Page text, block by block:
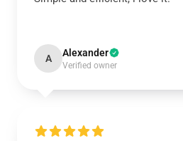
A Alexander
Verified owner